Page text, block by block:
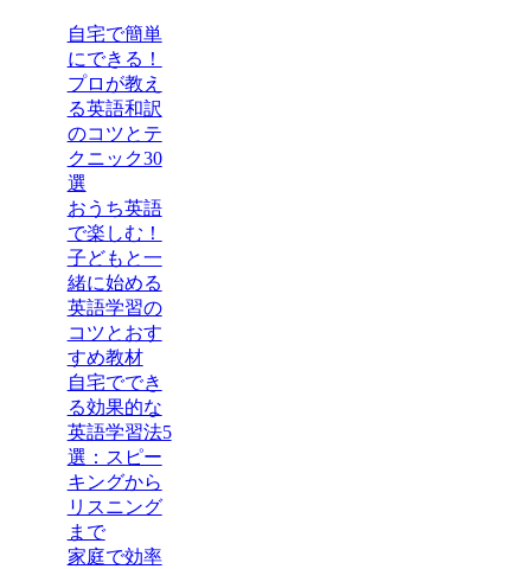
自宅で簡単
にできる！
プロが教え
る英語和訳
のコツとテ
クニック30
選
おうち英語
で楽しむ！
子どもと一
緒に始める
英語学習の
コツとおす
すめ教材
自宅ででき
る効果的な
英語学習法5
選：スピー
キングから
リスニング
まで
家庭で効率